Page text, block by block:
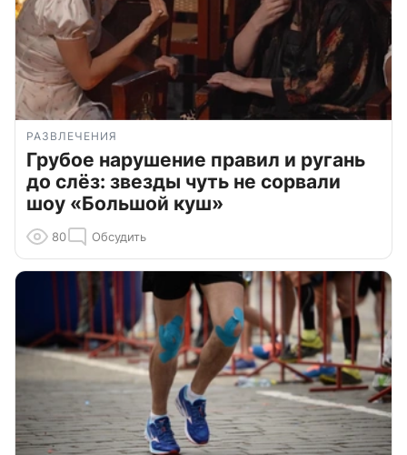
РАЗВЛЕЧЕНИЯ
Грубое нарушение правил и ругань
до слёз: звезды чуть не сорвали
шоу «Большой куш»
80 Обсудить